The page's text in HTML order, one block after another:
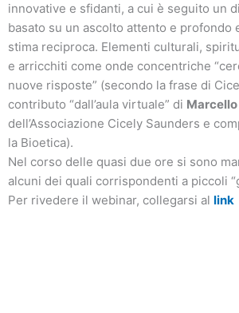
innovative e sfidanti, a cui è seguito un
basato su un ascolto attento e profondo
stima reciproca. Elementi culturali,
e arricchiti come onde concentriche
nuove risposte” (secondo la frase di
contributo “dall’aula virtuale” di
dell’Associazione Cicely Saunders e
la Bioetica).
Nel corso delle quasi due ore si sono
alcuni dei quali corrispondenti a piccoli
Per rivedere il webinar, collegarsi al link